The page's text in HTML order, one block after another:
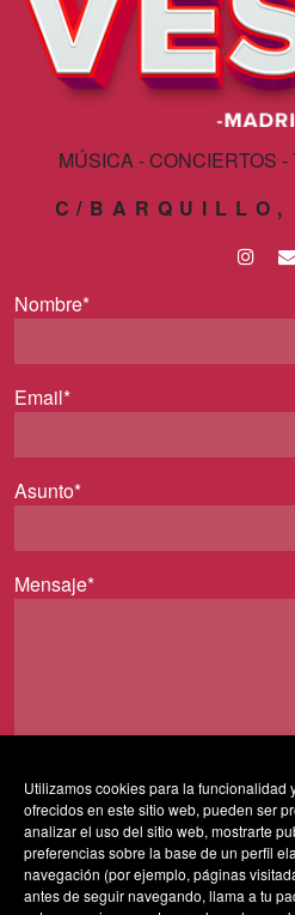
Utilizamos cookies para la funcionalidad
ofrecidos en este sitio web, pueden ser
analizar el uso del sitio web, mostrarte
preferencias sobre la base de un perfil
navegación (por ejemplo, páginas
antes de seguir navegando, llama a tu
MÚSICA - CONCIERTOS
C/BARQUILLO,
Nombre*
Email*
Asunto*
Mensaje*
Al usar este formulario
gestión de tus datos por parte
que has leído nuestra